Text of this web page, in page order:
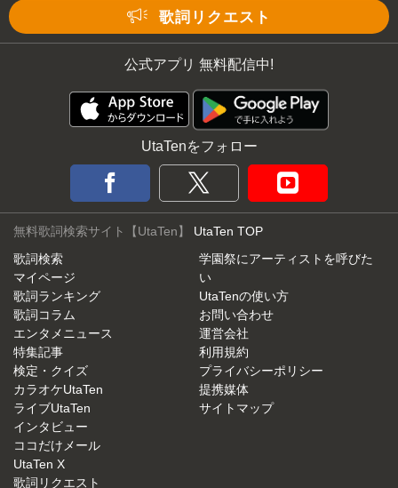
歌詞リクエスト
公式アプリ 無料配信中!
UtaTenをフォロー
無料歌詞検索サイト【UtaTen】 UtaTen TOP
歌詞検索
マイページ
歌詞ランキング
歌詞コラム
エンタメニュース
特集記事
検定・クイズ
カラオケUtaTen
ライブUtaTen
インタビュー
ココだけメール
UtaTen X
歌詞リクエスト
学園祭にアーティストを呼びた
い
UtaTenの使い方
お問い合わせ
運営会社
利用規約
プライバシーポリシー
提携媒体
サイトマップ